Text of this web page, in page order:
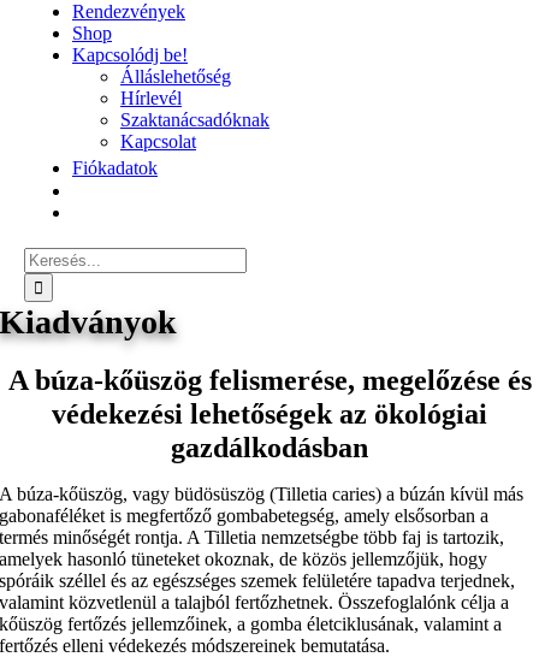
Rendezvények
Shop
Kapcsolódj be!
Álláslehetőség
Hírlevél
Szaktanácsadóknak
Kapcsolat
Fiókadatok
Keresés...
Kiadványok
A búza-kőüszög felismerése, megelőzése és
védekezési lehetőségek az ökológiai
gazdálkodásban
A búza-kőüszög, vagy büdösüszög (Tilletia caries) a búzán kívül más
gabonaféléket is megfertőző gombabetegség, amely elsősorban a
termés minőségét rontja. A Tilletia nemzetségbe több faj is tartozik,
amelyek hasonló tüneteket okoznak, de közös jellemzőjük, hogy
spóráik széllel és az egészséges szemek felületére tapadva terjednek,
valamint közvetlenül a talajból fertőzhetnek. Összefoglalónk célja a
kőüszög fertőzés jellemzőinek, a gomba életciklusának, valamint a
fertőzés elleni védekezés módszereinek bemutatása.